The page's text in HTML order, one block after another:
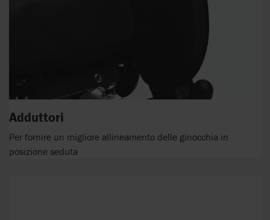
Adduttori
Per fornire un migliore allineamento delle ginocchia in
posizione seduta